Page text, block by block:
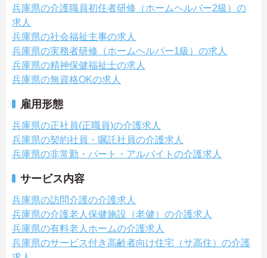
兵庫県の介護職員初任者研修（ホームヘルパー2級）の
求人
兵庫県の社会福祉主事の求人
兵庫県の実務者研修（ホームヘルパー1級）の求人
兵庫県の精神保健福祉士の求人
兵庫県の無資格OKの求人
雇用形態
兵庫県の正社員(正職員)の介護求人
兵庫県の契約社員・嘱託社員の介護求人
兵庫県の非常勤・パート・アルバイトの介護求人
サービス内容
兵庫県の訪問介護の介護求人
兵庫県の介護老人保健施設（老健）の介護求人
兵庫県の有料老人ホームの介護求人
兵庫県のサービス付き高齢者向け住宅（サ高住）の介護